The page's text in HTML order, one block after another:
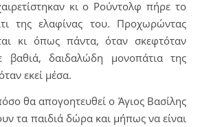
κι ο Ρούντολφ πήρε το
της ελαφίνας του. Προχωρώντας
κι όπως πάντα, όταν σκεφτόταν
δαιδαλώδη μονοπάτια της
εκεί μέσα.
θα απογοητευθεί ο Άγιος Βασίλης
τα παιδιά δώρα και μήπως να είναι